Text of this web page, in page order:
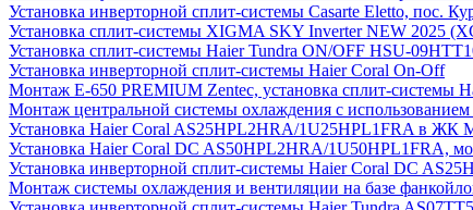
Установка инверторной сплит-системы Casarte Eletto, пос.
Установка сплит-системы XIGMA SKY Inverter NEW 2025
Установка сплит-системы Haier Tundra ON/OFF HSU-
Установка инверторной сплит-системы Haier Coral On-Off
Монтаж E-650 PREMIUM Zentec, установка сплит-системы
Монтаж центральной системы охлаждения с
Установка Haier Coral AS25HPL2HRA/1U25HPL1FRA в ЖК
Установка Haier Coral DC AS50HPL2HRA/1U50HPL1FRA,
Установка инверторной сплит-системы Haier Coral DC
Монтаж системы охлаждения и вентиляции на базе